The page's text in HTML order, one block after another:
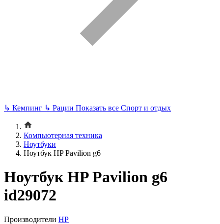
↳ Кемпинг ↳ Рации Показать все Спорт и отдых
Компьютерная техника
Ноутбуки
Ноутбук HP Pavilion g6
Ноутбук HP Pavilion g6
id29072
Производители HP